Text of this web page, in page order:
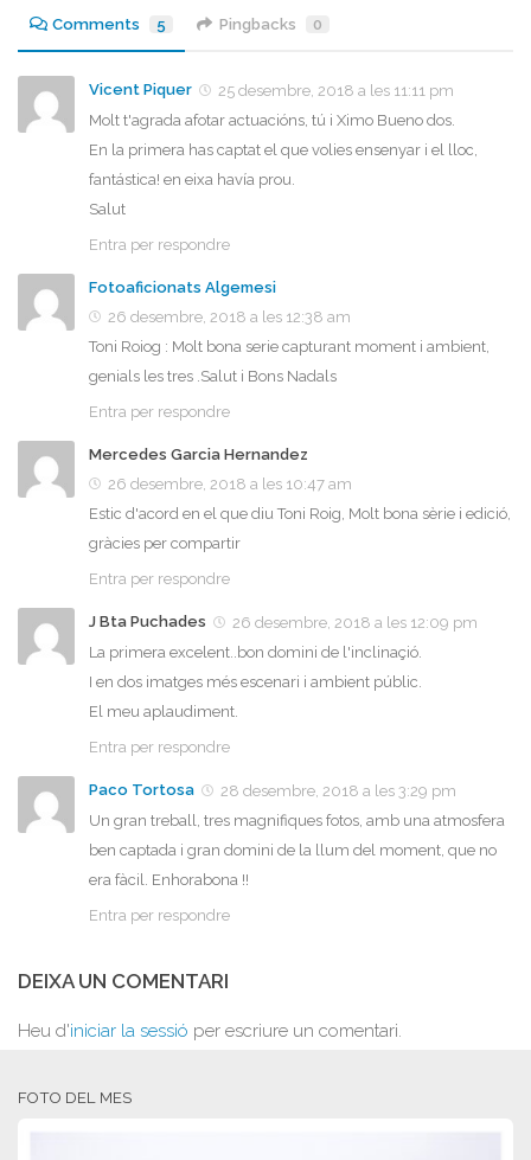
Comments 5 Pingbacks 0
Vicent Piquer
25 desembre, 2018 a les 11:11 pm
Molt t'agrada afotar actuacións, tú i Ximo Bueno dos.
En la primera has captat el que volies ensenyar i el lloc,
fantástica! en eixa havía prou.
Salut
Entra per respondre
Fotoaficionats Algemesi
26 desembre, 2018 a les 12:38 am
Toni Roiog : Molt bona serie capturant moment i ambient,
genials les tres .Salut i Bons Nadals
Entra per respondre
Mercedes Garcia Hernandez
26 desembre, 2018 a les 10:47 am
Estic d'acord en el que diu Toni Roig, Molt bona sèrie i edició,
gràcies per compartir
Entra per respondre
J Bta Puchades
26 desembre, 2018 a les 12:09 pm
La primera excelent..bon domini de l'inclinaçió.
I en dos imatges més escenari i ambient públic.
El meu aplaudiment.
Entra per respondre
Paco Tortosa
28 desembre, 2018 a les 3:29 pm
Un gran treball, tres magnifiques fotos, amb una atmosfera
ben captada i gran domini de la llum del moment, que no
era fàcil. Enhorabona !!
Entra per respondre
DEIXA UN COMENTARI
Heu d'iniciar la sessió per escriure un comentari.
FOTO DEL MES